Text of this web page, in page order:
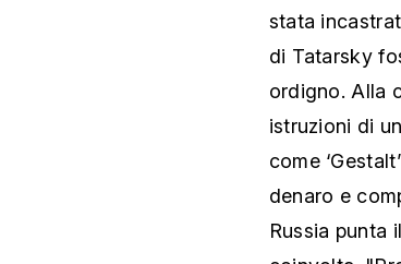
stata
di Tatarsky
ordigno. Alla
istruzioni di
come
denaro e
Russia punta